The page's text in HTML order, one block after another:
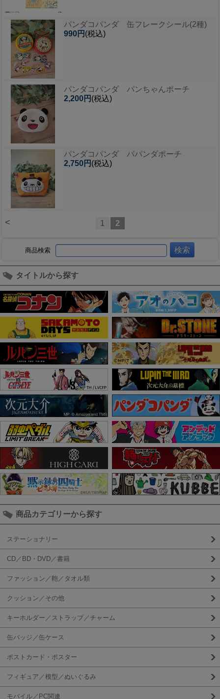
パンダコパンダ 缶フレークシール(2種)
990円 (税込)
パンダコパンダ パンちゃんポーチ
2,200円 (税込)
パンダコパンダ パパンダポーチ
2,750円 (税込)
< 1 2
商品検索
タイトルから探す
商品カテゴリーから探す
ステーショナリー
CD／BD・DVD／書籍
ファッション／鞄／タオル類
クッション／その他
キーホルダー／ストラップ／チャーム
缶バッジ／缶ケース
ポストカード・ポスター
フィギュア／模型／ぬいぐるみ
モバイル／PC関連